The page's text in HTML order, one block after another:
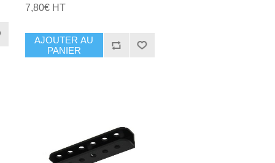
7,80€ HT
AJOUTER AU
PANIER